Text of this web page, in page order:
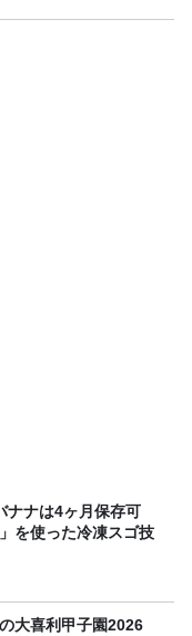
ナナは4ヶ月保存可
を使った冷凍スゴ技
大喜利甲子園2026